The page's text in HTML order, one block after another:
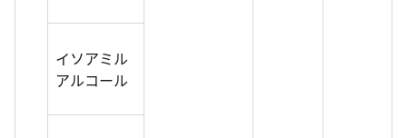
イソアミル
アルコール